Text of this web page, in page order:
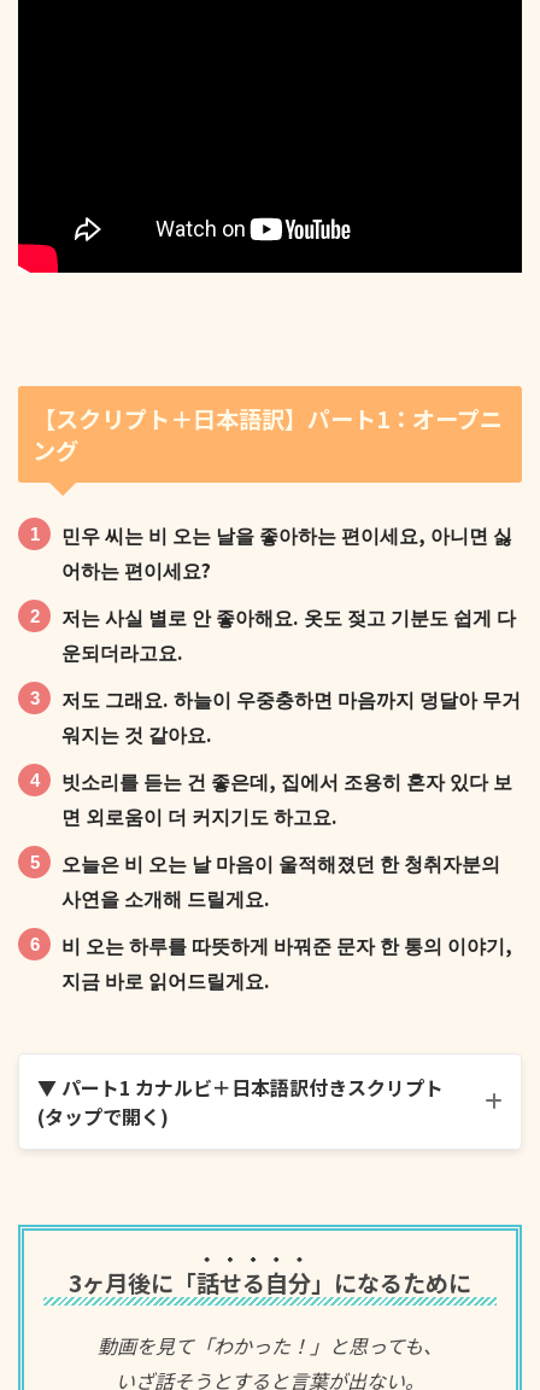
【スクリプト＋日本語訳】パート1：オープニ
ング
민우 씨는 비 오는 날을 좋아하는 편이세요, 아니면 싫
어하는 편이세요?
저는 사실 별로 안 좋아해요. 옷도 젖고 기분도 쉽게 다
운되더라고요.
저도 그래요. 하늘이 우중충하면 마음까지 덩달아 무거
워지는 것 같아요.
빗소리를 듣는 건 좋은데, 집에서 조용히 혼자 있다 보
면 외로움이 더 커지기도 하고요.
오늘은 비 오는 날 마음이 울적해졌던 한 청취자분의
사연을 소개해 드릴게요.
비 오는 하루를 따뜻하게 바꿔준 문자 한 통의 이야기,
지금 바로 읽어드릴게요.
▼ パート1 カナルビ＋日本語訳付きスクリプト
(タップで開く)
3ヶ月後に「話せる自分」になるために
動画を見て「わかった！」と思っても、
いざ話そうとすると言葉が出ない。